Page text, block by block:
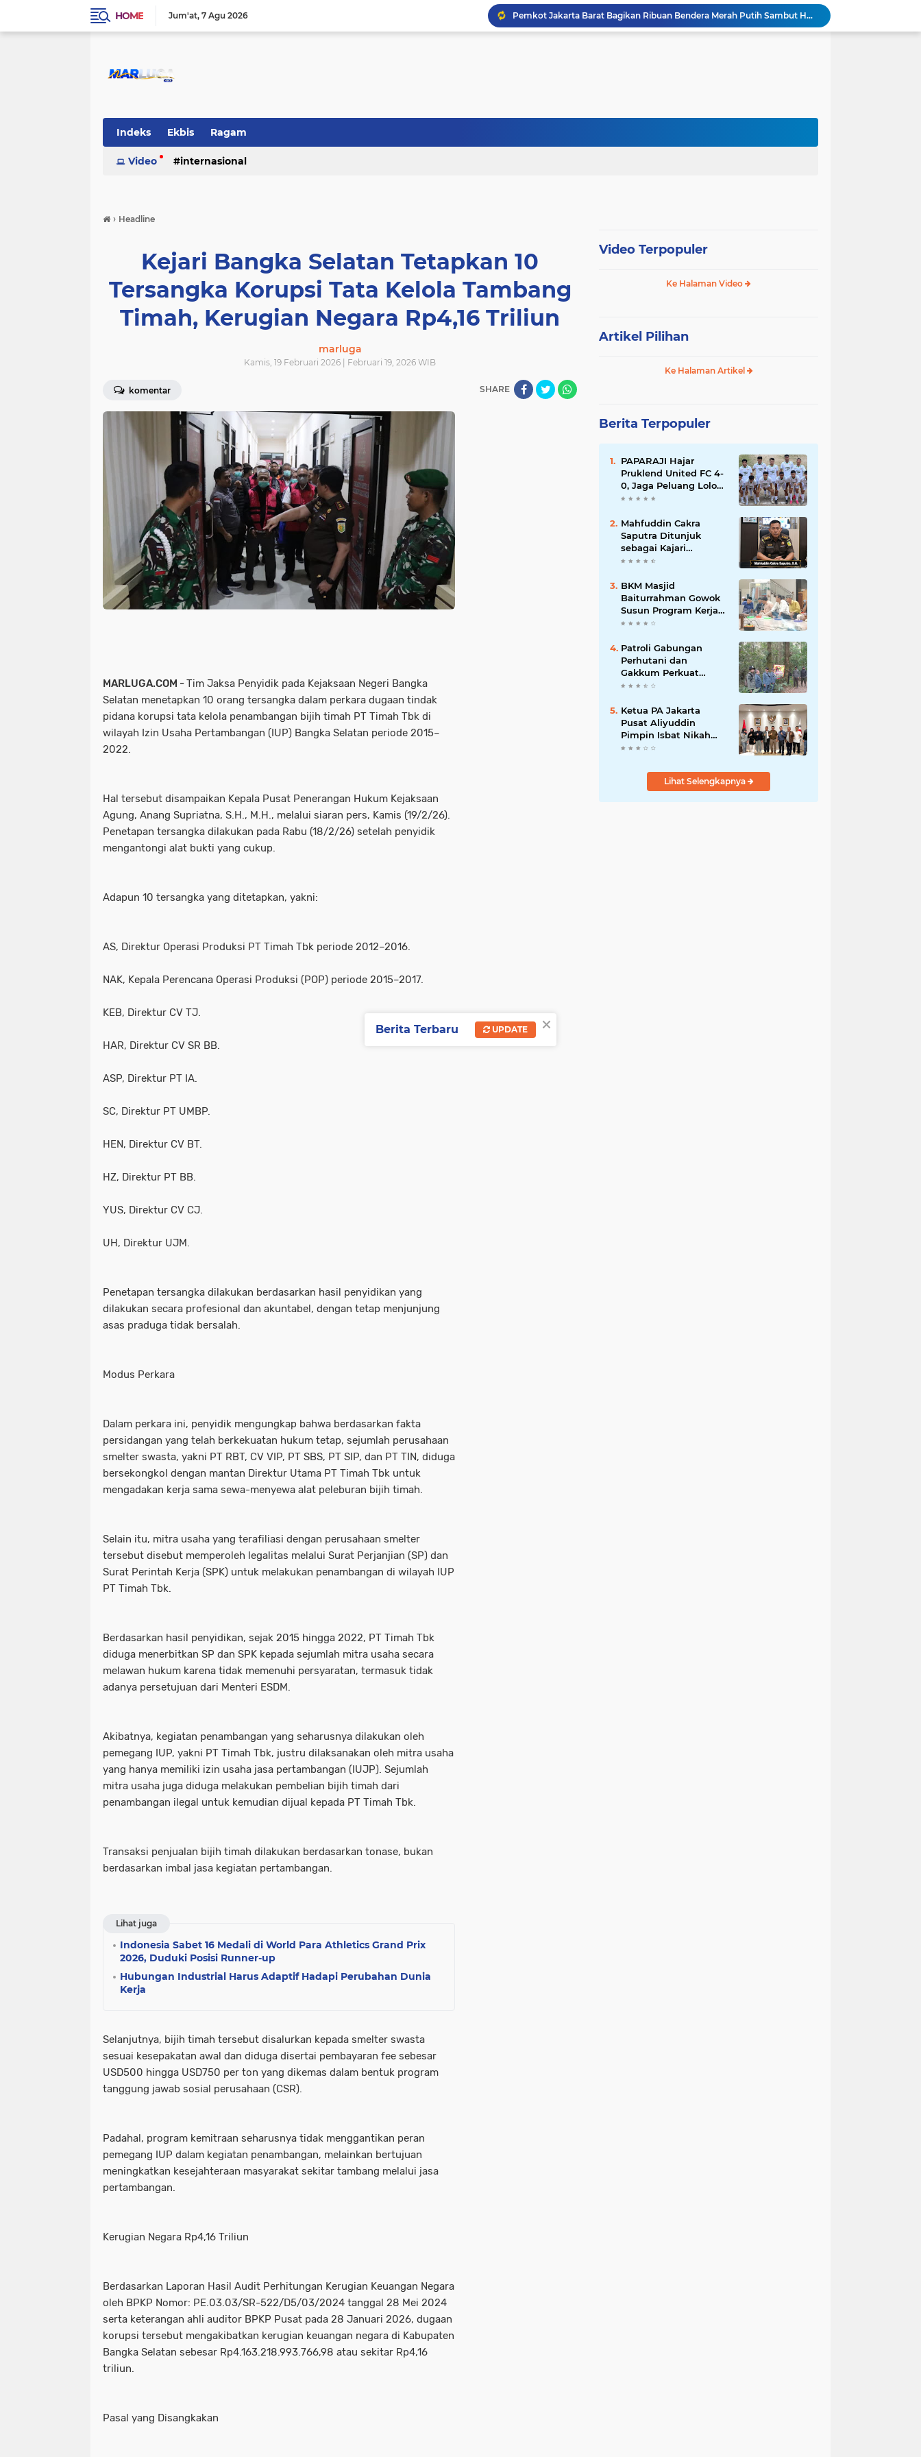
HOME Jum'at 7 Agu 2026
Pemkot Jakarta Barat Bagikan Ribuan Bendera Merah Putih Sambut HUT Ke-81 RI
Abdul Harris Bobihoe Apresiasi Prestasi Atlet Peparpeda Kota Bekasi
Pemkot Jakpus Deklarasikan Perang terhadap Peredaran Tramadol Ilegal di Tanah Abang
Indeks Ekbis Ragam
Video internasional
› Headline
Kejari Bangka Selatan Tetapkan 10
Tersangka Korupsi Tata Kelola Tambang
Timah, Kerugian Negara Rp4,16 Triliun
marluga
Kamis, 19 Februari 2026 | Februari 19, 2026 WIB
komentar SHARE
MARLUGA.COM -Tim Jaksa Penyidik pada Kejaksaan Negeri Bangka
Selatan menetapkan 10 orang tersangka dalam perkara dugaan tindak
pidana korupsi tata kelola penambangan bijih timah PT Timah Tbk di
wilayah Izin Usaha Pertambangan (IUP) Bangka Selatan periode 2015–
2022.
Hal tersebut disampaikan Kepala Pusat Penerangan Hukum Kejaksaan
Agung, Anang Supriatna, S.H., M.H., melalui siaran pers, Kamis (19/2/26).
Penetapan tersangka dilakukan pada Rabu (18/2/26) setelah penyidik
mengantongi alat bukti yang cukup.
Adapun 10 tersangka yang ditetapkan, yakni:
AS, Direktur Operasi Produksi PT Timah Tbk periode 2012–2016.
NAK, Kepala Perencana Operasi Produksi (POP) periode 2015–2017.
KEB, Direktur CV TJ.
HAR, Direktur CV SR BB.
ASP, Direktur PT IA.
SC, Direktur PT UMBP.
HEN, Direktur CV BT.
HZ, Direktur PT BB.
YUS, Direktur CV CJ.
UH, Direktur UJM.
Penetapan tersangka dilakukan berdasarkan hasil penyidikan yang
dilakukan secara profesional dan akuntabel, dengan tetap menjunjung
asas praduga tidak bersalah.
Modus Perkara
Dalam perkara ini, penyidik mengungkap bahwa berdasarkan fakta
persidangan yang telah berkekuatan hukum tetap, sejumlah perusahaan
smelter swasta, yakni PT RBT, CV VIP, PT SBS, PT SIP, dan PT TIN, diduga
bersekongkol dengan mantan Direktur Utama PT Timah Tbk untuk
mengadakan kerja sama sewa-menyewa alat peleburan bijih timah.
Selain itu, mitra usaha yang terafiliasi dengan perusahaan smelter
tersebut disebut memperoleh legalitas melalui Surat Perjanjian (SP) dan
Surat Perintah Kerja (SPK) untuk melakukan penambangan di wilayah IUP
PT Timah Tbk.
Berdasarkan hasil penyidikan, sejak 2015 hingga 2022, PT Timah Tbk
diduga menerbitkan SP dan SPK kepada sejumlah mitra usaha secara
melawan hukum karena tidak memenuhi persyaratan, termasuk tidak
adanya persetujuan dari Menteri ESDM.
Akibatnya, kegiatan penambangan yang seharusnya dilakukan oleh
pemegang IUP, yakni PT Timah Tbk, justru dilaksanakan oleh mitra usaha
yang hanya memiliki izin usaha jasa pertambangan (IUJP). Sejumlah
mitra usaha juga diduga melakukan pembelian bijih timah dari
penambangan ilegal untuk kemudian dijual kepada PT Timah Tbk.
Transaksi penjualan bijih timah dilakukan berdasarkan tonase, bukan
berdasarkan imbal jasa kegiatan pertambangan.
Lihat juga
Indonesia Sabet 16 Medali di World Para Athletics Grand Prix
2026, Duduki Posisi Runner-up
Hubungan Industrial Harus Adaptif Hadapi Perubahan Dunia
Kerja
Selanjutnya, bijih timah tersebut disalurkan kepada smelter swasta
sesuai kesepakatan awal dan diduga disertai pembayaran fee sebesar
USD500 hingga USD750 per ton yang dikemas dalam bentuk program
tanggung jawab sosial perusahaan (CSR).
Padahal, program kemitraan seharusnya tidak menggantikan peran
pemegang IUP dalam kegiatan penambangan, melainkan bertujuan
meningkatkan kesejahteraan masyarakat sekitar tambang melalui jasa
pertambangan.
Kerugian Negara Rp4,16 Triliun
Berdasarkan Laporan Hasil Audit Perhitungan Kerugian Keuangan Negara
oleh BPKP Nomor: PE.03.03/SR-522/D5/03/2024 tanggal 28 Mei 2024
serta keterangan ahli auditor BPKP Pusat pada 28 Januari 2026, dugaan
korupsi tersebut mengakibatkan kerugian keuangan negara di Kabupaten
Bangka Selatan sebesar Rp4.163.218.993.766,98 atau sekitar Rp4,16
triliun.
Pasal yang Disangkakan
Video Terpopuler
Ke Halaman Video
Artikel Pilihan
Ke Halaman Artikel
Berita Terpopuler
PAPARAJI Hajar
Pruklend United FC 4-
0, Jaga Peluang Lolos
ke Babak Berikutnya
HKBP
Mahfuddin Cakra
Saputra Ditunjuk
sebagai Kajari
Sumbawa Barat dalam
Agung
BKM Masjid
Baiturrahman Gowok
Susun Program Kerja
2026–2029, Fokus
Pelayanan Umat
Patroli Gabungan
Perhutani dan
Gakkum Perkuat
Pengamanan Hutan di
Ketua PA Jakarta
Pusat Aliyuddin
Pimpin Isbat Nikah
Terpadu di Korea
Lindungi Hak WNI
Lihat Selengkapnya
×
Berita Terbaru UPDATE